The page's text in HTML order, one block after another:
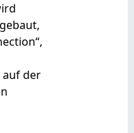
auf der